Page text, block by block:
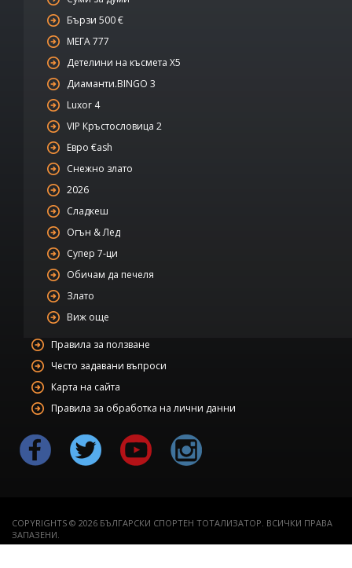
Бързи 500 €
МЕГА 777
Детелини на късмета Х5
Диаманти.BINGO 3
Luxor 4
VIP Кръстословица 2
Евро €ash
Снежно злато
2026
Сладкеш
Огън & Лед
Супер 7-ци
Обичам да печеля
Злато
Виж още
Правила за ползване
Често задавани въпроси
Карта на сайта
Правила за обработка на лични данни
COPYRIGHTS © 2026 БЪЛГАРСКИ СПОРТЕН ТОТАЛИЗАТОР. ВСИЧКИ ПРАВА
ЗАПАЗЕНИ.